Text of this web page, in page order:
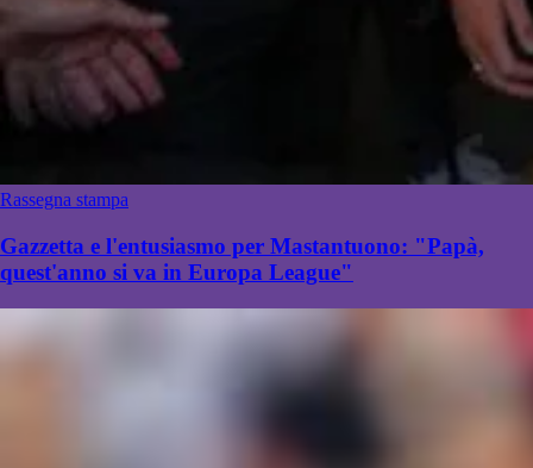
Rassegna stampa
Gazzetta e l'entusiasmo per Mastantuono: "Papà,
quest'anno si va in Europa League"